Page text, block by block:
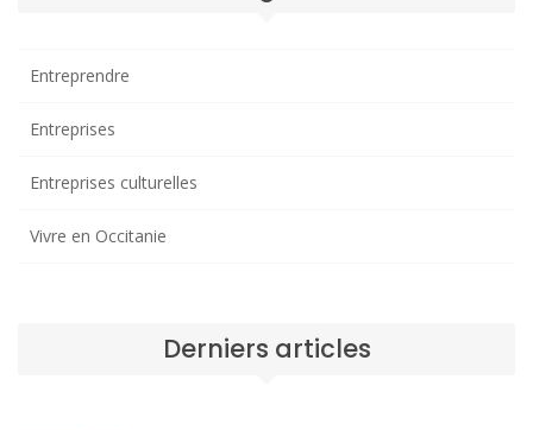
Entreprendre
Entreprises
Entreprises culturelles
Vivre en Occitanie
Derniers articles